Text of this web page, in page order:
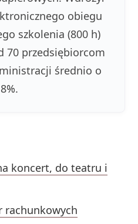
obiegu
szkolenia (800 h)
70 przedsiębiorcom
średnio o
koncert, do teatru i
rachunkowych